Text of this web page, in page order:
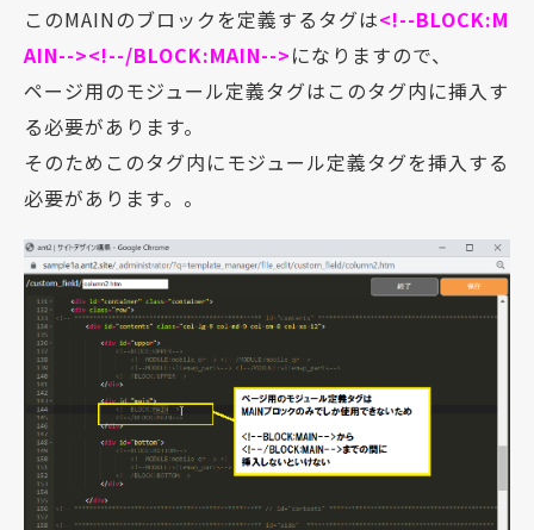
このMAINのブロックを定義するタグは<!--BLOCK:M
AIN--><!--/BLOCK:MAIN-->になりますので、
ページ用のモジュール定義タグはこのタグ内に挿入す
る必要があります。
そのためこのタグ内にモジュール定義タグを挿入する
必要があります。。